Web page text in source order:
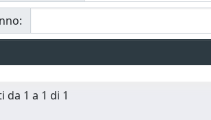
1 a 1 di 1